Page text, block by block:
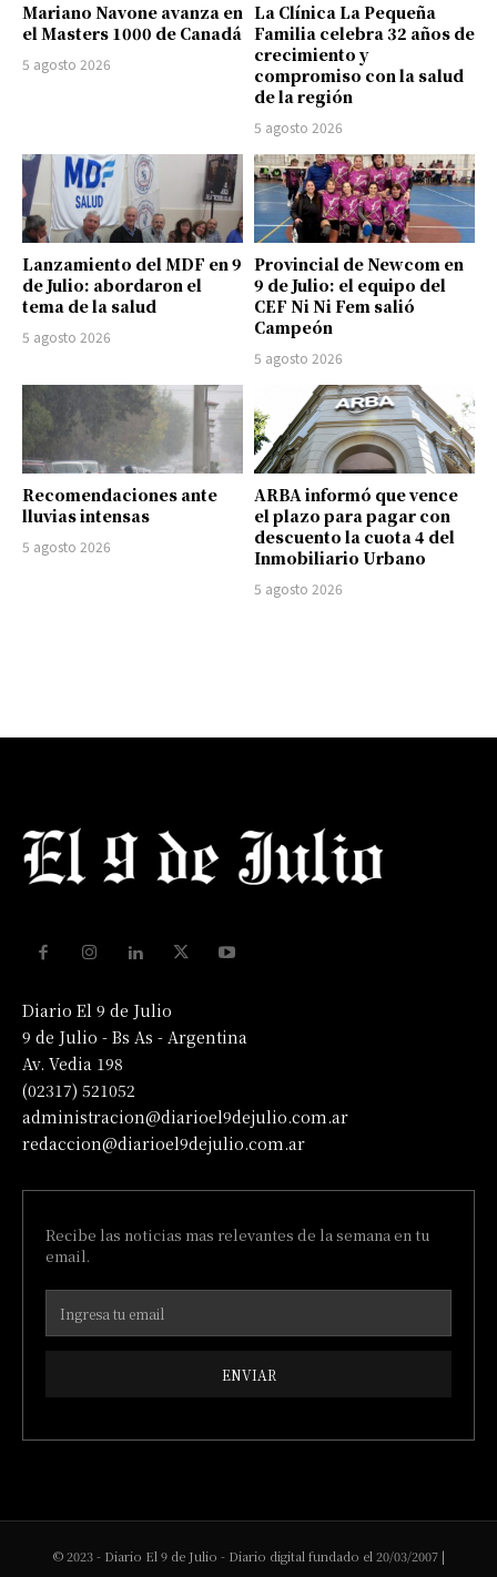
Mariano Navone avanza en
el Masters 1000 de Canadá
5 agosto 2026
La Clínica La Pequeña
Familia celebra 32 años de
crecimiento y
compromiso con la salud
de la región
5 agosto 2026
Lanzamiento del MDF en 9
de Julio: abordaron el
tema de la salud
5 agosto 2026
Provincial de Newcom en
9 de Julio: el equipo del
CEF Ni Ni Fem salió
Campeón
5 agosto 2026
Recomendaciones ante
lluvias intensas
5 agosto 2026
ARBA informó que vence
el plazo para pagar con
descuento la cuota 4 del
Inmobiliario Urbano
5 agosto 2026
Diario El 9 de Julio
9 de Julio - Bs As - Argentina
Av. Vedia 198
(02317) 521052
administracion@diarioel9dejulio.com.ar
redaccion@diarioel9dejulio.com.ar
Recibe las noticias mas relevantes de la semana en tu
email.
ENVIAR
© 2023 - Diario El 9 de Julio - Diario digital fundado el 20/03/2007 |